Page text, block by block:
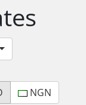
NGN